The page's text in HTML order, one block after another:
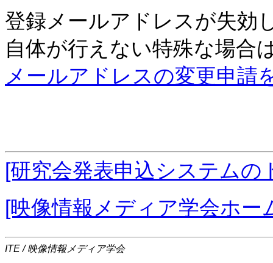
登録メールアドレスが失効
自体が行えない特殊な場合
メールアドレスの変更申請
[研究会発表申込システム
[映像情報メディア学会ホー
ITE / 映像情報メディア学会